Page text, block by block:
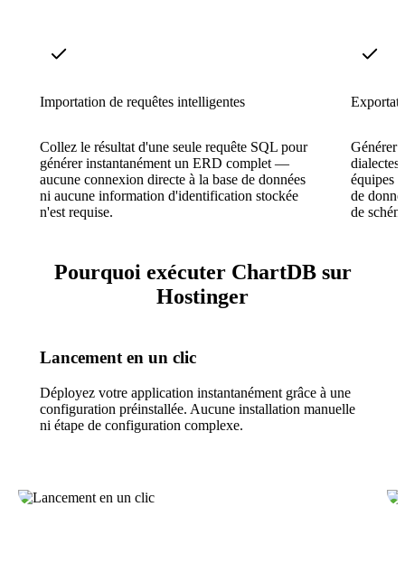
Importation de requêtes intelligentes
Collez le résultat d'une seule requête SQL pour
générer instantanément un ERD complet —
aucune connexion directe à la base de données
ni aucune information d'identification stockée
n'est requise.
Générer
dialectes
équipes
de
de
Pourquoi exécuter ChartDB sur
Hostinger
Lancement en un clic
Déployez votre application instantanément grâce à une
configuration préinstallée. Aucune installation manuelle
ni étape de configuration complexe.